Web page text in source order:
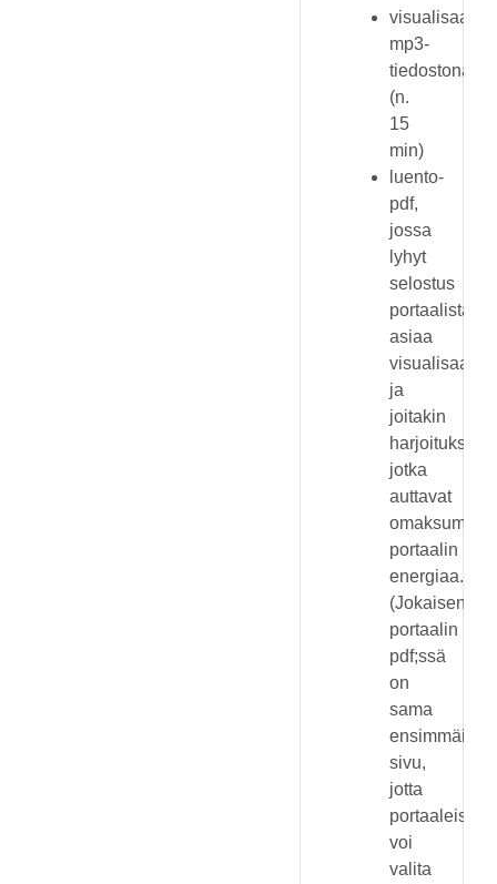
visualisaatio
mp3-
tiedostona
(n.
15
min)
luento-
pdf,
jossa
lyhyt
selostus
portaalista,
asiaa
ja
joitakin
harjoituksia,
jotka
auttavat
omaksumaan
portaalin
energiaa.
(Jokaisen
portaalin
pdf;ssä
on
sama
ensimmäinen
sivu,
jotta
portaaleista
voi
valita